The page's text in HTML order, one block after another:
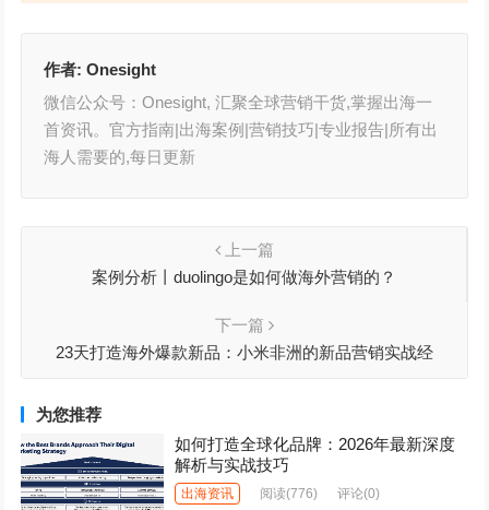
作者:Onesight
微信公众号：Onesight, 汇聚全球营销干货,掌握出海一
首资讯。官方指南|出海案例|营销技巧|专业报告|所有出
海人需要的,每日更新
上一篇
案例分析丨duolingo是如何做海外营销的？
下一篇
23天打造海外爆款新品：小米非洲的新品营销实战经
为您推荐
如何打造全球化品牌：2026年最新深度
解析与实战技巧
出海资讯 阅读(776) 评论(0)